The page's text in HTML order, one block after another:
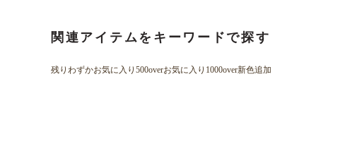
関連アイテムをキーワードで探す
残りわずかお気に入り500overお気に入り1000over新色追加